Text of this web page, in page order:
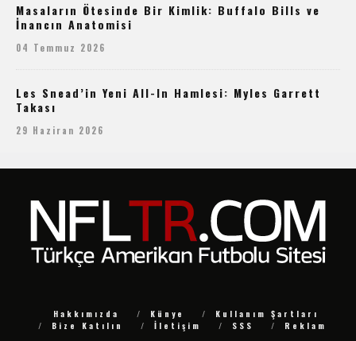
Masaların Ötesinde Bir Kimlik: Buffalo Bills ve
İnancın Anatomisi
04 Temmuz 2026
Les Snead’in Yeni All-In Hamlesi: Myles Garrett
Takası
29 Haziran 2026
Hakkımızda Künye
Kullanım Şartları
Bize Katılın
İletişim SSS Reklam